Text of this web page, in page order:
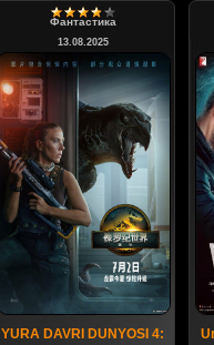
Фантастика
13.08.2025
YURA DAVRI DUNYOSI 4: